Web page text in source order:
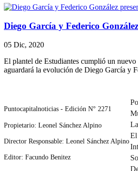
Diego García y Federico
05 Dic, 2020
El plantel de Estudiantes cumplió un
aguardará la evolución de Diego García y
Puntocapitalnoticias - Edición N° 2271
Propietario: Leonel Sánchez Alpino
Director Responsable: Leonel Sánchez Alpino
Editor: Facundo Benitez
El